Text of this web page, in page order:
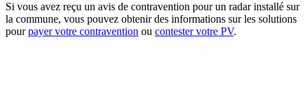
Si vous avez reçu un avis de contravention pour un radar installé sur
la commune, vous pouvez obtenir des informations sur les solutions
pourpayer votre contravention ou contester votre PV.